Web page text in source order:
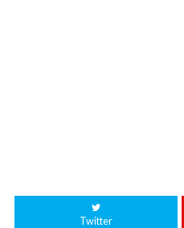
Twitter